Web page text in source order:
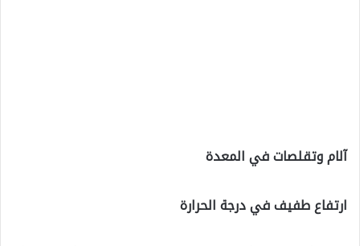
آلام وتقلصات في المعدة
ارتفاع طفيف في درجة الحرارة